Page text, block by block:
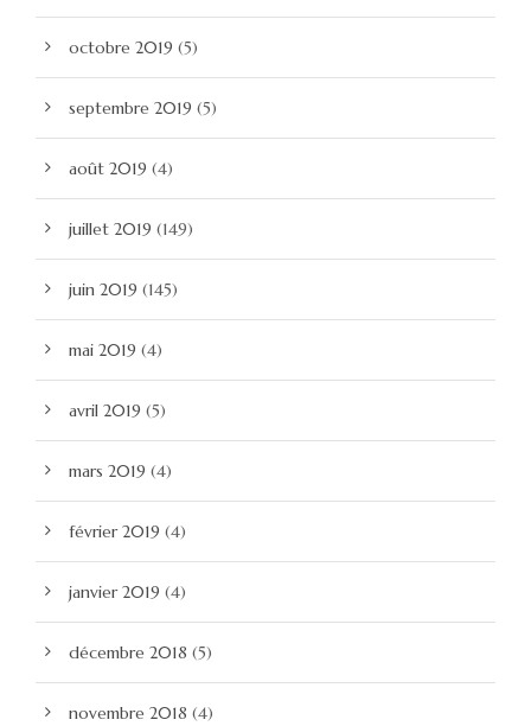
octobre 2019 (5)
septembre 2019 (5)
août 2019 (4)
juillet 2019 (149)
juin 2019 (145)
mai 2019 (4)
avril 2019 (5)
mars 2019 (4)
février 2019 (4)
janvier 2019 (4)
décembre 2018 (5)
novembre 2018 (4)